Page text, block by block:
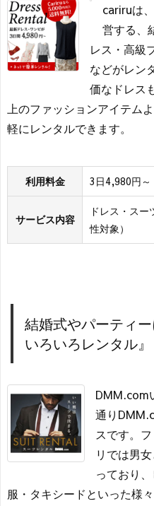
cariruは
営する、
レス・高級
などがレン
価なドレス
上のファッションアイテム
軽にレンタルできます。
利用料金 3日4,980円～
サービス内容
ドレス・ス
性対象）
結婚式やパーティ
いろいろレンタル』
DMM.com
通り
スです。
リでは男
っており
服・タキシードといった様